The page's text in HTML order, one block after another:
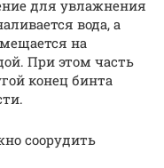
для увлажнения
вода, а
на
При этом часть
конец бинта
соорудить